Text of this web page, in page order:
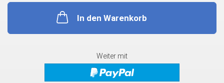
In den Warenkorb
Weiter mit